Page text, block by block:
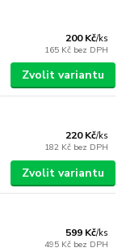
200 Kč/ks
165 Kč bez DPH
Zvolit variantu
220 Kč/ks
182 Kč bez DPH
Zvolit variantu
599 Kč/ks
495 Kč bez DPH